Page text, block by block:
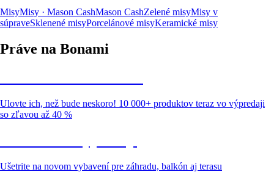
MisyMisy · Mason CashMason CashZelené misyMisy v
súpraveSklenené misyPorcelánové misyKeramické misy
Práve na Bonami
Ulovte ich, než bude neskoro! 10 000+ produktov teraz vo výpredaji
so zľavou až 40 %
Ušetrite na novom vybavení pre záhradu, balkón aj terasu